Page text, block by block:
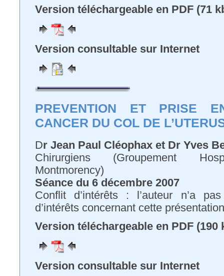
Version téléchargeable en PDF (71
Version consultable sur Internet
PREVENTION ET PRISE
CANCER DU COL DE
Dr Jean Paul Cléophax et Dr Yves
Chirurgiens (Groupement
Montmorency)
Séance du 6 décembre 2007
Conflit d’intérêts : l’auteur n’a
d’intérêts concernant cette présentation
Version téléchargeable en PDF (190
Version consultable sur Internet